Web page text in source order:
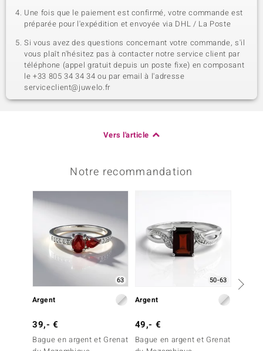
Une fois que le paiement est confirmé, votre commande est
préparée pour l'expédition et envoyée via DHL / La Poste
Si vous avez des questions concernant votre commande, s'il
vous plaît n'hésitez pas à contacter notre service client par
téléphone (appel gratuit depuis un poste fixe) en composant
le +33 805 34 34 34 ou par email à l'adresse
serviceclient@juwelo.fr
Vers l'article
Notre recommandation
63
Argent
39,- €
Bague en argent et Grenat
50-63
Argent
49,- €
Bague en argent et Grenat